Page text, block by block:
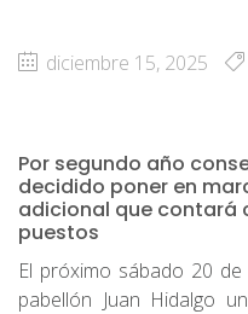
diciembre 15, 2025
Por segundo año
decidido poner en
adicional que contará
puestos
El próximo sábado 20
pabellón Juan Hidalgo